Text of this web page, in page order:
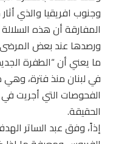
وجنوب افريقيا والذي
المفارقة أن هذه
ورصدها عند بعض المرضى
ما يعني أن “الطفرة
في لبنان منذ فترة،
الفحوصات التي أجريت
الحقيقة.
إذاً، وفق عبد الساتر